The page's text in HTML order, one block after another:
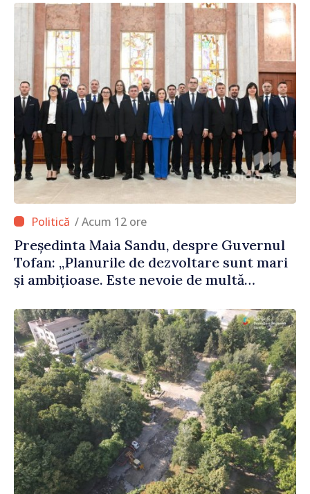
/ Acum 12 ore
Președinta Maia Sandu, despre Guvernul
Tofan: „Planurile de dezvoltare sunt mari
și ambițioase. Este nevoie de multă